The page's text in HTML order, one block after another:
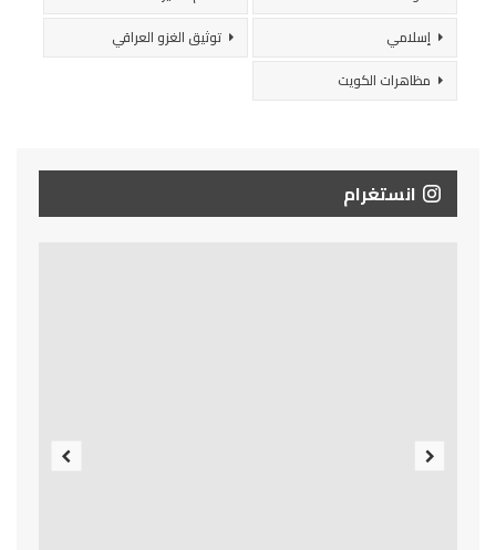
إسلامي
توثيق الغزو العراقي
مظاهرات الكويت
انستغرام